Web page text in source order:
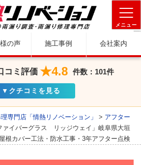
メニュー
の声 施工事例 会社案内
コミ評価 ★4.8 件数：101件
▼クチコミを見る
専門店「情熱リノベーション」 > アフター
ァイバーグラス リッジウェイ」岐阜県大垣
カバー工法・防水工事・3年アフター点検